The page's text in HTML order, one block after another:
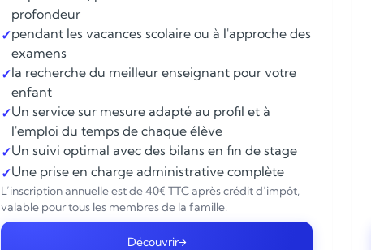
profondeur
✓pendant les vacances scolaire ou à l'approche des
examens
✓la recherche du meilleur enseignant pour votre
enfant
✓Un service sur mesure adapté au profil et à
l'emploi du temps de chaque élève
✓Un suivi optimal avec des bilans en fin de stage
✓Une prise en charge administrative complète
L’inscription annuelle est de 40€ TTC après crédit d’impôt,
valable pour tous les membres de la famille.
Découvrir